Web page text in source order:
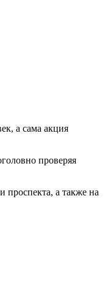
а сама акция
проверяя
а также на